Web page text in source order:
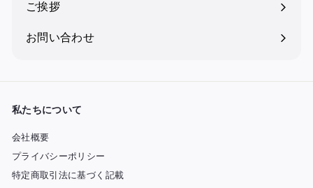
ご挨拶
お問い合わせ
私たちについて
会社概要
プライバシーポリシー
特定商取引法に基づく記載